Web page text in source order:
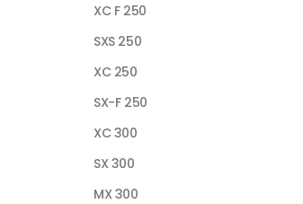
XC F 250
SXS 250
XC 250
SX-F 250
XC 300
SX 300
MX 300